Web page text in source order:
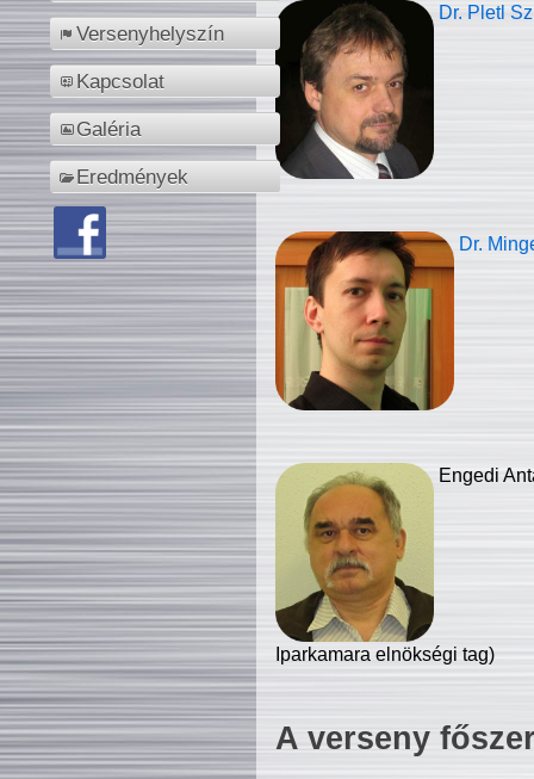
Versenyhelyszín
Kapcsolat
Galéria
Eredmények
Dr. Pletl
Dr.
Engedi
Iparkamara elnökségi tag)
A verseny